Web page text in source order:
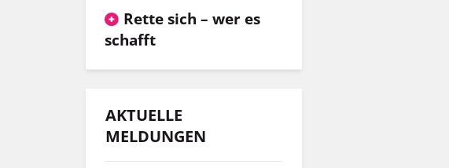
Rette sich – wer es
schafft
AKTUELLE
MELDUNGEN